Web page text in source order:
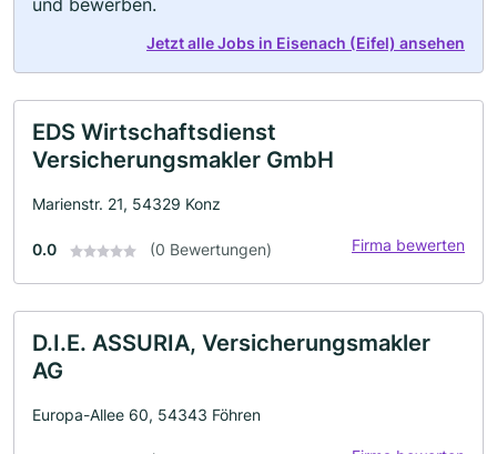
Jetzt alle Jobs in Eisenach (Eifel) ansehen
EDS Wirtschaftsdienst
Versicherungsmakler GmbH
Marienstr. 21, 54329 Konz
0.0 (0 Bewertungen) Firma bewerten
D.I.E. ASSURIA, Versicherungsmakler
AG
Europa-Allee 60, 54343 Föhren